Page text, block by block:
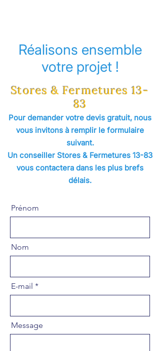
Réalisons ensemble
votre projet !
Stores & Fermetures 13-
83
Pour demander votre devis gratuit, nous
vous invitons à remplir le formulaire
suivant.
Un conseiller Stores & Fermetures 13-83
vous contactera dans les plus brefs
délais.
Prénom
Nom
E-mail
Message